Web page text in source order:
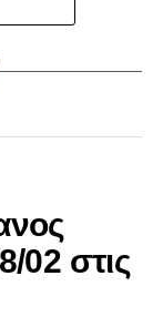
02 στις